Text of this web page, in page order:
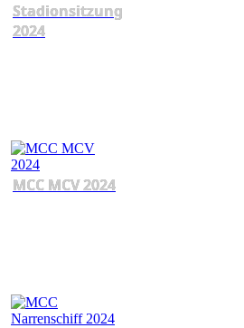
Stadionsitzung
2024
MCC MCV 2024